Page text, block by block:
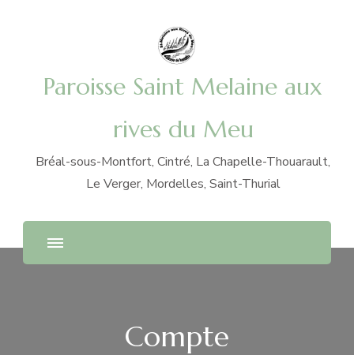
Paroisse Saint Melaine aux
rives du Meu
Bréal-sous-Montfort, Cintré, La Chapelle-Thouarault,
Le Verger, Mordelles, Saint-Thurial
Compte